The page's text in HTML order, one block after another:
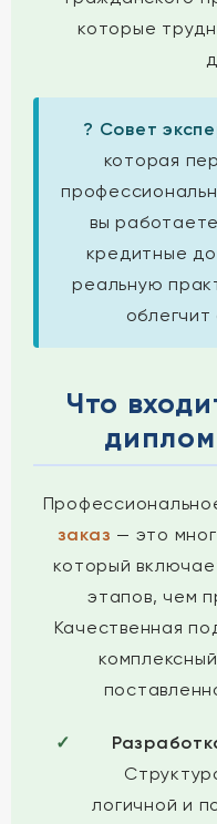
которые
? Совет
которая
вы
кредитные
реальную
Что
заказ — это
который
этапов, чем
Качественная
логичной и